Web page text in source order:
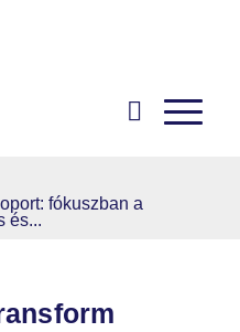
fókuszban a
és...